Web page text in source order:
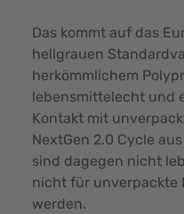
Das kommt auf das
hellgrauen
herkömmlichem
lebensmittelecht und
Kontakt mit
NextGen 2.0 Cycle
sind dagegen nicht
nicht für unverpackte
werden.